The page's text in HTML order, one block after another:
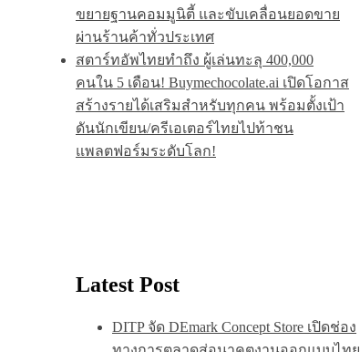
ขยายฐานคอมมูนิตี้ และขับเคลื่อนยอดขาย
ผ่านร้านค้าทั่วประเทศ
สตาร์ทอัพไทยทำถึง ผู้เล่นทะลุ 400,000
คนใน 5 เดือน! Buymechocolate.ai เปิดโอกาส
สร้างรายได้เสริมสำหรับทุกคน พร้อมตั้งเป้า
ดันนักเขียน/ครีเอเตอร์ไทยไปท้าชน
แพลตฟอร์มระดับโลก!
Latest Post
DITP จัด DEmark Concept Store เปิดช่อง